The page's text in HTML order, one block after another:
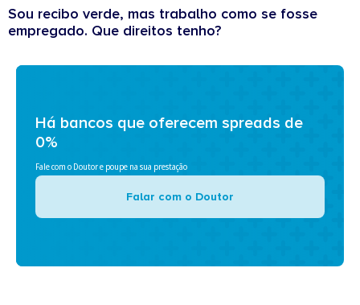
Sou recibo verde, mas trabalho como se fosse
empregado. Que direitos tenho?
Há bancos que oferecem spreads de
0%
Fale com o Doutor e poupe na sua prestação
Falar com o Doutor